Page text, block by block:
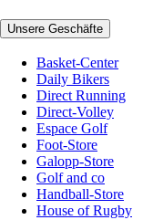
Unsere Geschäfte
Basket-Center
Daily Bikers
Direct Running
Direct-Volley
Espace Golf
Foot-Store
Galopp-Store
Golf and co
Handball-Store
House of Rugby